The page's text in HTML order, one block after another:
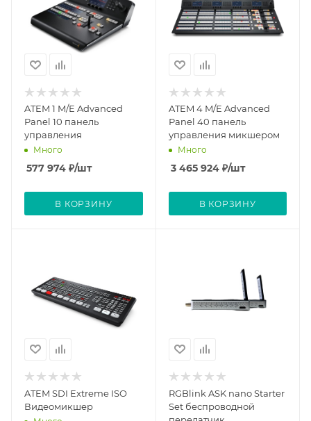
ATEM 1 M/E Advanced
Panel 10 панель
управления
Много
577 974 ₽/шт
В КОРЗИНУ
ATEM 4 M/E Advanced
Panel 40 панель
управления микшером
Много
3 465 924₽/шт
В КОРЗИНУ
ATEM SDI Extreme ISO
Видеомикшер
RGBlink ASK nano Starter
Set беспроводной